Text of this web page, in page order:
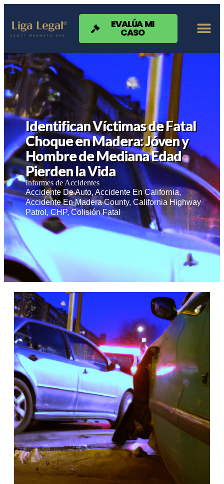
Nota:
sitio
web
sistema
de
accesibilidad.
EVALÚA MI
CASO
Identifican Víctimas de Fatal
Choque en Madera: Jóven y
Hombre de Mediana Edad
Pierden la Vida
Informes de Accidentes
Accidente De Auto,Accidente En California,
Accidente En Madera County,California Highway
Patrol ,CHP,Colisión Fatal